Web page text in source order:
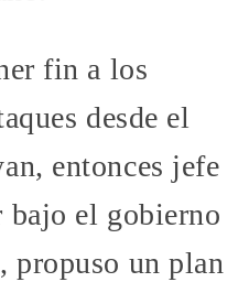
fin a los
desde el
entonces jefe
bajo el gobierno
propuso un plan